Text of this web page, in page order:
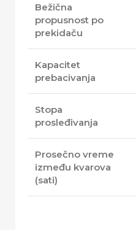
Bežična
propusnost po
prekidaču
Kapacitet
prebacivanja
Stopa
prosleđivanja
Prosečno vreme
između kvarova
(sati)